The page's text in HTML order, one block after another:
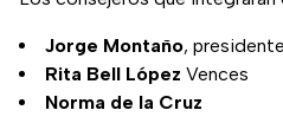
Jorge Montaño,
Rita Bell López Vences
Norma de la Cruz